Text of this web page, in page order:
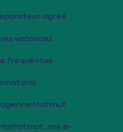
agréé
vacances
fréquentes
agence Matmut
vos e-